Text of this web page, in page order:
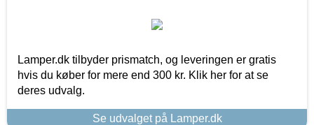
Lamper.dk tilbyder prismatch, og leveringen er gratis
hvis du køber for mere end 300 kr. Klik her for at se
deres udvalg.
Se udvalget på Lamper.dk